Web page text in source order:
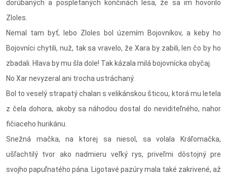
dorúbaných a pospletaných končinách lesa, že sa im hovorilo
Zloles.
Nemal tam byť, lebo Zloles bol územím Bojovníkov, a keby ho
Bojovníci chytili, nuž, tak sa vravelo, že Xara by zabili, len čo by ho
zbadali. Hlava by mu šla dole! Tak kázala milá bojovnícka obyčaj.
No Xar nevyzeral ani trocha ustráchaný.
Bol to veselý strapatý chalan s velikánskou šticou, ktorá mu letela
z čela dohora, akoby sa náhodou dostal do neviditeľného, nahor
fičiaceho hurikánu.
Snežná mačka, na ktorej sa niesol, sa volala Kráľomačka,
ušľachtilý tvor ako nadmieru veľký rys, priveľmi dôstojný pre
svojho papuľnatého pána. Ligotavé pazúry mala také zakrivené, až